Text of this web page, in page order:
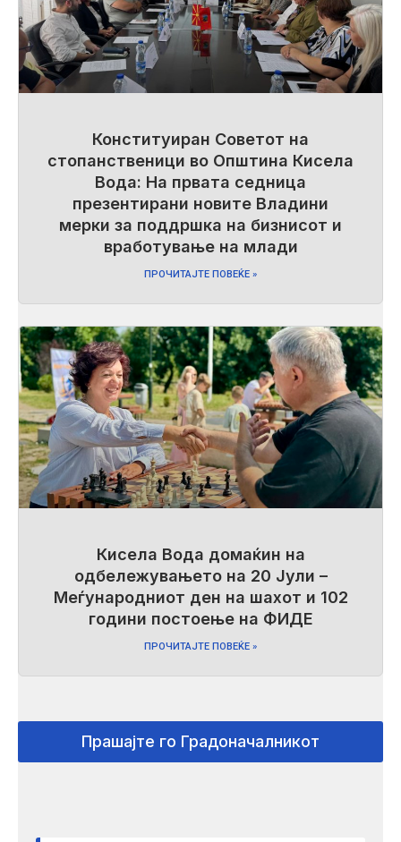
Конституиран Советот на
стопанственици во Општина Кисела
Вода: На првата седница
презентирани новите Владини
мерки за поддршка на бизнисот и
вработување на млади
ПРОЧИТАЈТЕ ПОВЕЌЕ »
Кисела Вода домаќин на
одбележувањето на 20 Јули –
Меѓународниот ден на шахот и 102
години постоење на ФИДЕ
ПРОЧИТАЈТЕ ПОВЕЌЕ »
Прашајте го Градоначалникот